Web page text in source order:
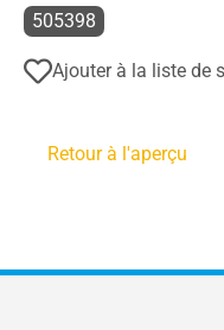
505398
Ajouter à la liste de
Retour à l'aperçu